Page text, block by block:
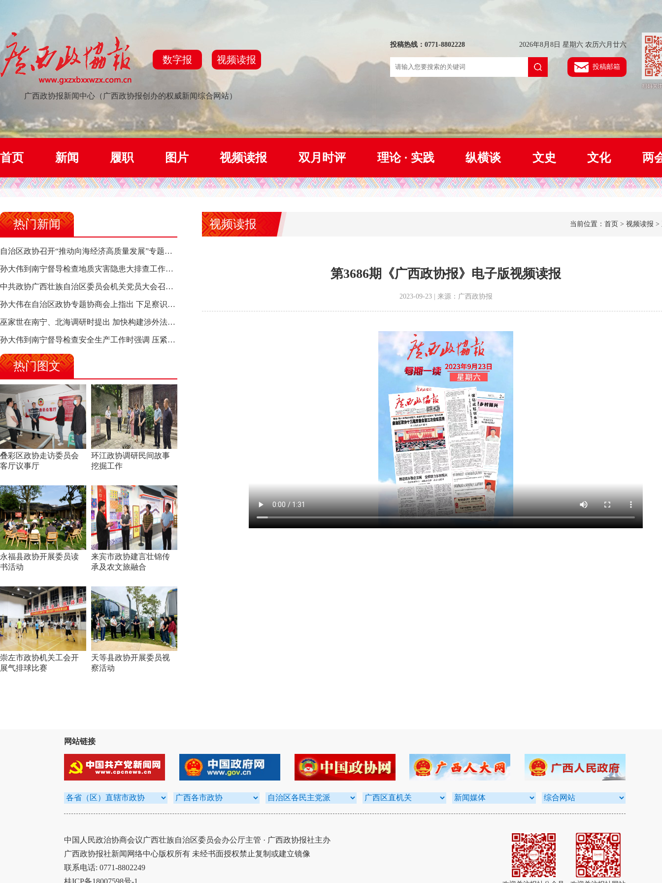
数字报 视频读报
广西政协报新闻中心（广西政协报创办的权威新闻综合网站）
投稿热线：0771-8802228 2026年8月8日 星期六 农历六月廿六
投稿邮箱
首页 新闻 履职 图片 视频读报 双月时评 理论 · 实践 纵横谈 文史 文化 两
热门新闻
自治区政协召开“推动向海经济高质量发展”专题调研座谈会 钱学明出席并讲话
孙大伟到南宁督导检查地质灾害隐患大排查工作时强调 筑牢地质灾害安全防线 全力保障人民群众生命财产安全
中共政协广西壮族自治区委员会机关党员大会召开 选举产生新一届机关党委、机关纪委
孙大伟在自治区政协专题协商会上指出 下足察识谋督之功 恪尽服务大局之责 助推有色金属、关键金属产业高质量发展
巫家世在南宁、北海调研时提出 加快构建涉外法律供给集群 护航向海经济高质量发展
孙大伟到南宁督导检查安全生产工作时强调 压紧压实责任 狠抓隐患整治 坚决筑牢安全生产防线
热门图文
叠彩区政协走访委员会
客厅议事厅
环江政协调研民间故事
挖掘工作
永福县政协开展委员读
书活动
来宾市政协建言壮锦传
承及农文旅融合
崇左市政协机关工会开
展气排球比赛
天等县政协开展委员视
察活动
视频读报 当前位置：首页 > 视频读报 >
第3686期《广西政协报》电子版视频读报
2023-09-23 | 来源：广西政协报
网站链接
中国人民政治协商会议广西壮族自治区委员会办公厅主管 · 广西政协报社主办
广西政协报社新闻网络中心版权所有 未经书面授权禁止复制或建立镜像
联系电话: 0771-8802249
桂ICP备18007598号-1